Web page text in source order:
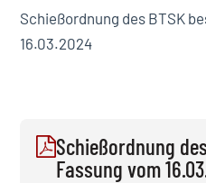
Schießordnung des BTSK
16.03.2024
Schießordnung
Fassung vom